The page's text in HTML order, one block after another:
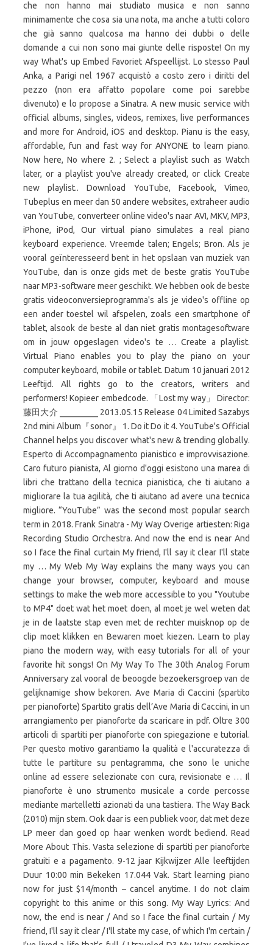
che non hanno mai studiato musica e non sanno
minimamente che cosa sia una nota, ma anche a tutti coloro
che già sanno qualcosa ma hanno dei dubbi o delle
domande a cui non sono mai giunte delle risposte! On my
way What's up Embed Favoriet Afspeellijst. Lo stesso Paul
Anka, a Parigi nel 1967 acquistò a costo zero i diritti del
pezzo (non era affatto popolare come poi sarebbe
divenuto) e lo propose a Sinatra. A new music service with
official albums, singles, videos, remixes, live performances
and more for Android, iOS and desktop. Pianu is the easy,
affordable, fun and fast way for ANYONE to learn piano.
Now here, No where 2. ; Select a playlist such as Watch
later, or a playlist you've already created, or click Create
new playlist.. Download YouTube, Facebook, Vimeo,
Tubeplus en meer dan 50 andere websites, extraheer audio
van YouTube, converteer online video's naar AVI, MKV, MP3,
iPhone, iPod, Our virtual piano simulates a real piano
keyboard experience. Vreemde talen; Engels; Bron. Als je
vooral geïnteresseerd bent in het opslaan van muziek van
YouTube, dan is onze gids met de beste gratis YouTube
naar MP3-software meer geschikt. We hebben ook de beste
gratis videoconversieprogramma's als je video's offline op
een ander toestel wil afspelen, zoals een smartphone of
tablet, alsook de beste al dan niet gratis montagesoftware
om in jouw opgeslagen video's te … Create a playlist.
Virtual Piano enables you to play the piano on your
computer keyboard, mobile or tablet. Datum 10 januari 2012
Leeftijd. All rights go to the creators, writers and
performers! Kopieer embedcode. 「Lost my way」 Director:
藤田大介 _________ 2013.05.15 Release 04 Limited Sazabys
2nd mini Album『sonor』 1. Do it Do it 4. YouTube's Official
Channel helps you discover what's new & trending globally.
Esperto di Accompagnamento pianistico e improvvisazione.
Caro futuro pianista, Al giorno d'oggi esistono una marea di
libri che trattano della tecnica pianistica, che ti aiutano a
migliorare la tua agilità, che ti aiutano ad avere una tecnica
migliore. “YouTube” was the second most popular search
term in 2018. Frank Sinatra - My Way Overige artiesten: Riga
Recording Studio Orchestra. And now the end is near And
so I face the final curtain My friend, I'll say it clear I'll state
my … My Web My Way explains the many ways you can
change your browser, computer, keyboard and mouse
settings to make the web more accessible to you "Youtube
to MP4" doet wat het moet doen, al moet je wel weten dat
je in de laatste stap even met de rechter muisknop op de
clip moet klikken en Bewaren moet kiezen. Learn to play
piano the modern way, with easy tutorials for all of your
favorite hit songs! On My Way To The 30th Analog Forum
Anniversary zal vooral de beoogde bezoekersgroep van de
gelijknamige show bekoren. Ave Maria di Caccini (spartito
per pianoforte) Spartito gratis dell’Ave Maria di Caccini, in un
arrangiamento per pianoforte da scaricare in pdf. Oltre 300
articoli di spartiti per pianoforte con spiegazione e tutorial.
Per questo motivo garantiamo la qualità e l'accuratezza di
tutte le partiture su pentagramma, che sono le uniche
online ad essere selezionate con cura, revisionate e … Il
pianoforte è uno strumento musicale a corde percosse
mediante martelletti azionati da una tastiera. The Way Back
(2010) mijn stem. Ook daar is een publiek voor, dat met deze
LP meer dan goed op haar wenken wordt bediend. Read
More About This. Vasta selezione di spartiti per pianoforte
gratuiti e a pagamento. 9-12 jaar Kijkwijzer Alle leeftijden
Duur 10:00 min Bekeken 17.044 Vak. Start learning piano
now for just $14/month – cancel anytime. I do not claim
copyright to this anime or this song. My Way Lyrics: And
now, the end is near / And so I face the final curtain / My
friend, I'll say it clear / I'll state my case, of which I'm certain /